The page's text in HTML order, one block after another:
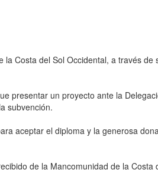
Costa del Sol Occidental, a través
presentar un proyecto ante la
subvención.
aceptar el diploma y la generosa
de la Mancomunidad de la